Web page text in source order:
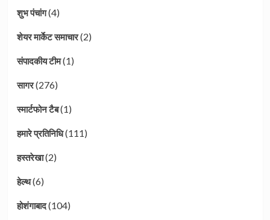
शुभ पंचांग(4)
शेयर मार्केट समाचार(2)
संपादकीय टीम(1)
सागर(276)
स्मार्टफोन टैब(1)
हमारे प्रतिनिधि(111)
हस्तरेखा(2)
हेल्थ(6)
होशंगाबाद(104)